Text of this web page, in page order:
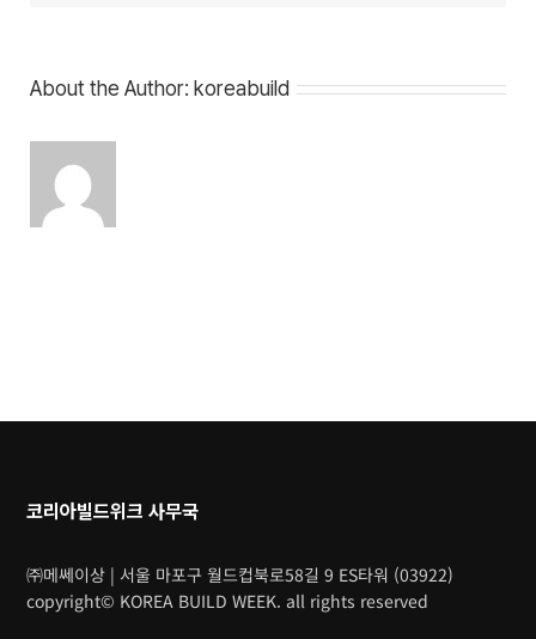
About the Author: koreabuild
코리아빌드위크 사무국
㈜메쎄이상 | 서울 마포구 월드컵북로58길 9 ES타워 (03922)
copyright© KOREA BUILD WEEK. all rights reserved